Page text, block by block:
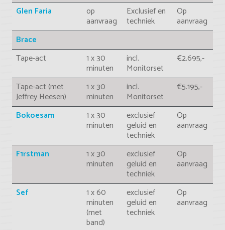
Glen Faria op
aanvraag
Exclusief en
techniek
Op
aanvraag
Brace
Tape-act
1 x 30
minuten
incl.
Monitorset
€2.695,-
Tape-act (met
Jeffrey Heesen)
1 x 30
minuten
incl.
Monitorset
€5.195,-
Bokoesam 1 x 30
minuten
exclusief
geluid en
techniek
Op
aanvraag
F1rstman 1 x 30
minuten
exclusief
geluid en
techniek
Op
aanvraag
Sef 1 x 60
minuten
(met
band)
exclusief
geluid en
techniek
Op
aanvraag